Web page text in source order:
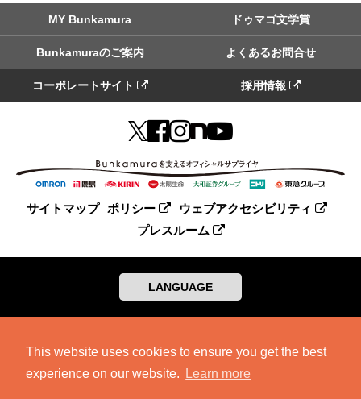
This website uses cookies to ensure you get the best
experience on our website.
Learn more
MY Bunkamura ドゥマゴ文学賞
Bunkamuraのご案内 よくあるお問合せ
コーポレートサイト 採用情報
サイトマップ ポリシー
ウェブアクセシビリティ
プレスルーム
LANGUAGE